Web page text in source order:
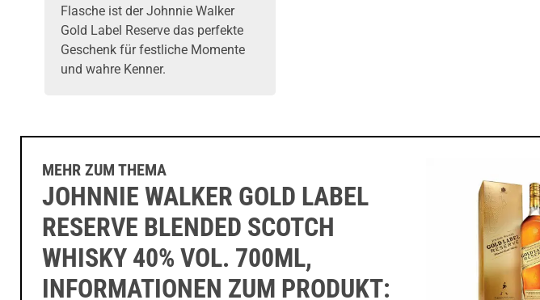
Flasche ist der Johnnie Walker
Gold Label Reserve das perfekte
Geschenk für festliche Momente
und wahre Kenner.
MEHR ZUM THEMA
JOHNNIE WALKER GOLD LABEL
RESERVE BLENDED SCOTCH
WHISKY 40% VOL. 700ML,
INFORMATIONEN ZUM PRODUKT: